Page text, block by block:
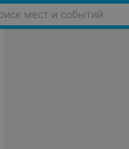
мест и событий